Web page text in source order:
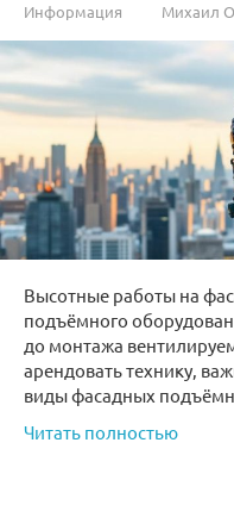
Информация Михаил
Высотные работы на
подъёмного
до монтажа
арендовать технику,
виды фасадных
Читать полностью